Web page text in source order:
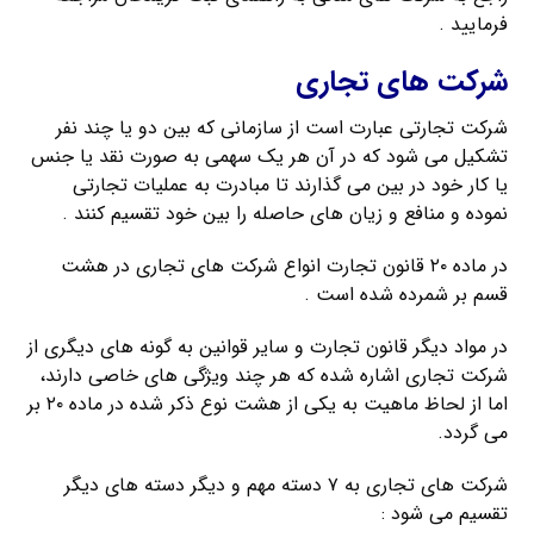
فرمایید .
شرکت های تجاری
شرکت تجارتی عبارت است از سازمانی که بین دو یا چند نفر
تشکیل می شود که در آن هر یک سهمی به صورت نقد یا جنس
یا کار خود در بین می گذارند تا مبادرت به عملیات تجارتی
نموده و منافع و زیان های حاصله را بین خود تقسیم کنند .
در ماده ۲۰ قانون تجارت انواع شرکت های تجاری در هشت
قسم بر شمرده شده است .
در مواد دیگر قانون تجارت و سایر قوانین به گونه های دیگری از
شرکت تجاری اشاره شده که هر چند ویژگی های خاصی دارند،
اما از لحاظ ماهیت به یکی از هشت نوع ذکر شده در ماده ۲۰ بر
می گردد.
شرکت های تجاری به ۷ دسته مهم و دیگر دسته های دیگر
تقسیم می شود :